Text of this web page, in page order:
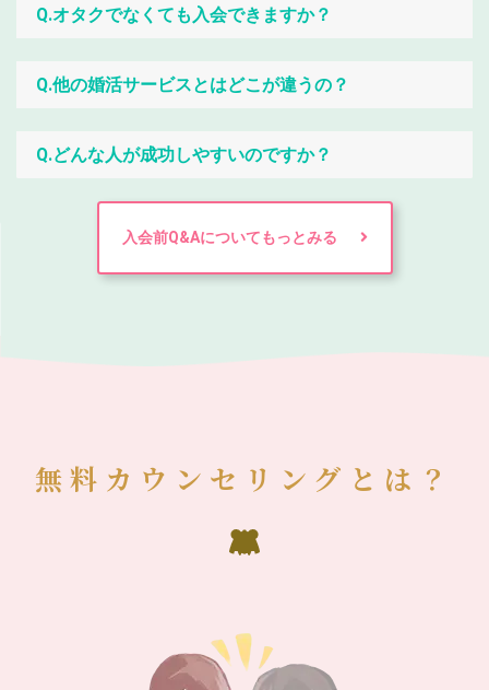
Q.オタクでなくても入会できますか？
Q.他の婚活サービスとはどこが違うの？
Q.どんな人が成功しやすいのですか？
入会前Q&Aについてもっとみる
無料カウンセリングとは？